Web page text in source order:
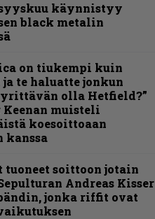
syyskuu käynnistyy
black metalin
on tiukempi kuin
te haluatte jonkun
olla Hetfield?”
Keenan muisteli
koesoittoaan
kanssa
tuoneet soittoon jotain
Andreas Kisser
jonka riffit ovat